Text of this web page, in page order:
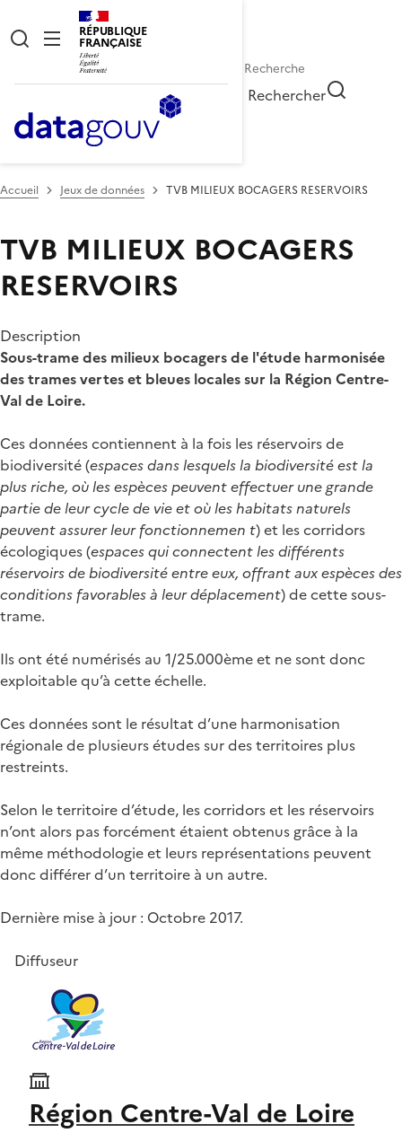
RÉPUBLIQUE
FRANÇAISE
Rechercher
Accueil Jeux de données TVB MILIEUX BOCAGERS RESERVOIRS
TVB MILIEUX BOCAGERS
RESERVOIRS
Description
Sous-trame des milieux bocagers de l'étude harmonisée
des trames vertes et bleues locales sur la Région Centre-
Val de Loire.
Ces données contiennent à la fois les réservoirs de
biodiversité (espaces dans lesquels la biodiversité est la
plus riche, où les espèces peuvent effectuer une grande
partie de leur cycle de vie et où les habitats naturels
peuvent assurer leur fonctionnemen t) et les corridors
écologiques (espaces qui connectent les différents
réservoirs de biodiversité entre eux, offrant aux espèces des
conditions favorables à leur déplacement) de cette sous-
trame.
Ils ont été numérisés au 1/25.000ème et ne sont donc
exploitable qu’à cette échelle.
Ces données sont le résultat d’une harmonisation
régionale de plusieurs études sur des territoires plus
restreints.
Selon le territoire d’étude, les corridors et les réservoirs
n’ont alors pas forcément étaient obtenus grâce à la
même méthodologie et leurs représentations peuvent
donc différer d’un territoire à un autre.
Dernière mise à jour : Octobre 2017.
Diffuseur
Région Centre-Val de Loire